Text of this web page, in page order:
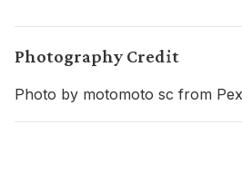
Photography Credit
Photo by motomoto sc from